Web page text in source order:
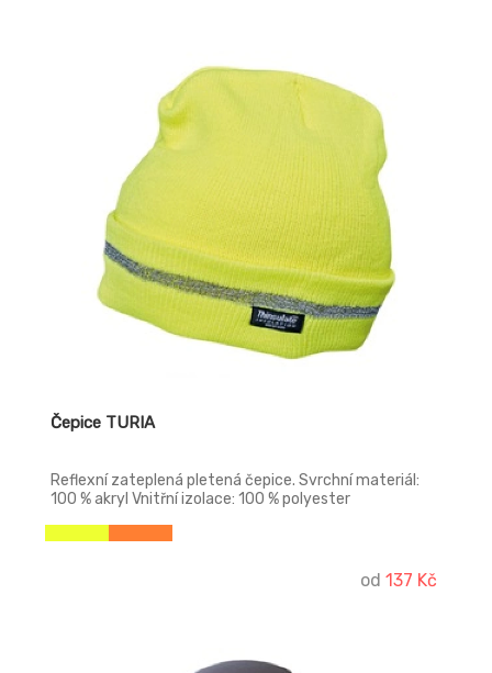
Čepice TURIA
Reflexní zateplená pletená čepice. Svrchní materiál:
100 % akryl Vnitřní izolace: 100 % polyester
od 137 Kč